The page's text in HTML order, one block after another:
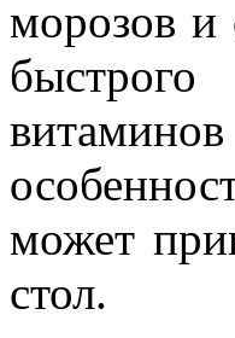
морозов и
может
стол.